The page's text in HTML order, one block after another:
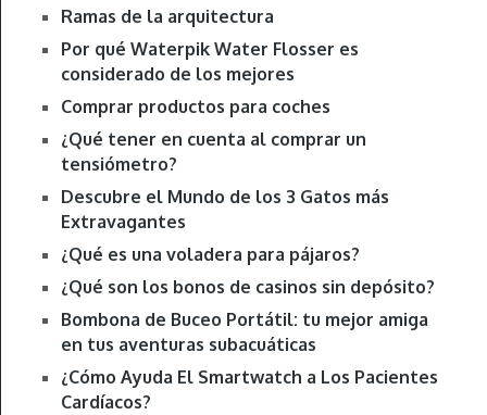
Ramas de la arquitectura
Por qué Waterpik Water Flosser es
considerado de los mejores
Comprar productos para coches
¿Qué tener en cuenta al comprar un
tensiómetro?
Descubre el Mundo de los 3 Gatos más
Extravagantes
¿Qué es una voladera para pájaros?
¿Qué son los bonos de casinos sin depósito?
Bombona de Buceo Portátil: tu mejor amiga
en tus aventuras subacuáticas
¿Cómo Ayuda El Smartwatch a Los Pacientes
Cardíacos?